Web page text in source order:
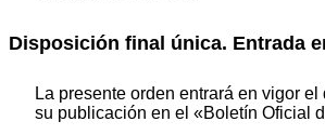
Disposición final única. Entrada
La presente orden entrará en vigor
su publicación en el «Boletín Oficial